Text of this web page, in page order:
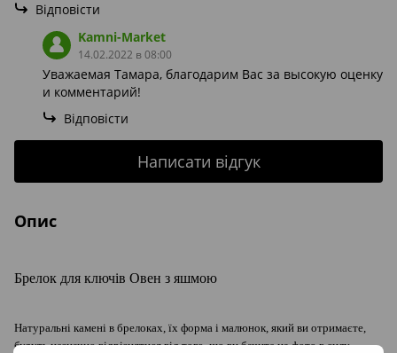
Відповісти
Kamni-Market
14.02.2022 в 08:00
Уважаемая Тамара, благодарим Вас за высокую оценку
и комментарий!
Відповісти
Написати відгук
Опис
Брелок для ключів Овен з яшмою
Натуральні камені в брелоках, їх форма і малюнок, який ви отримаєте,
будуть незначно відрізнятися від того, що ви бачите на фото в силу